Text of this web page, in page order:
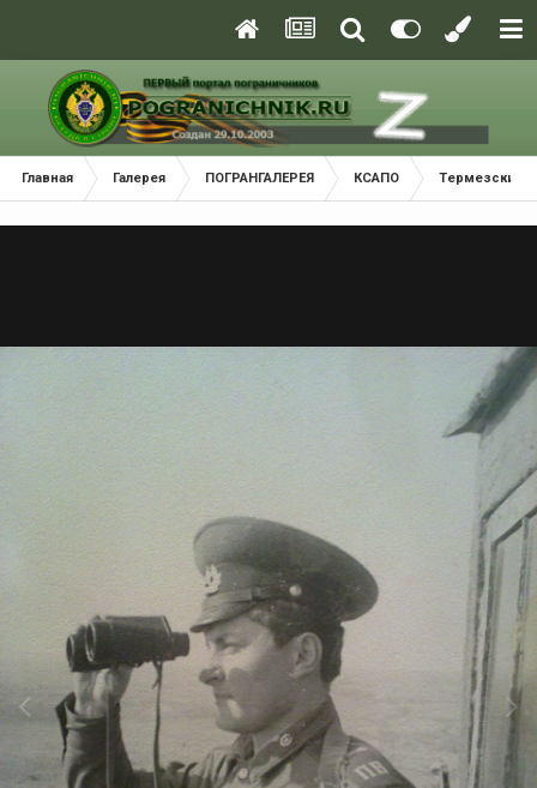
Главная Галерея ПОГРАНГАЛЕРЕЯ КСАПО Термезский